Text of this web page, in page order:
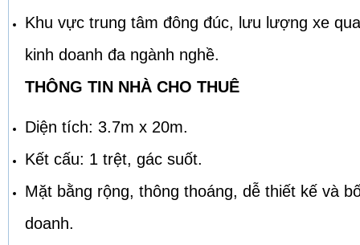
Khu vực trung tâm đông đúc, lưu lượng xe
kinh doanh đa ngành nghề.
THÔNG TIN NHÀ CHO THUÊ
Diện tích: 3.7m x 20m.
Kết cấu: 1 trệt, gác suốt.
Mặt bằng rộng, thông thoáng, dễ thiết kế và
doanh.